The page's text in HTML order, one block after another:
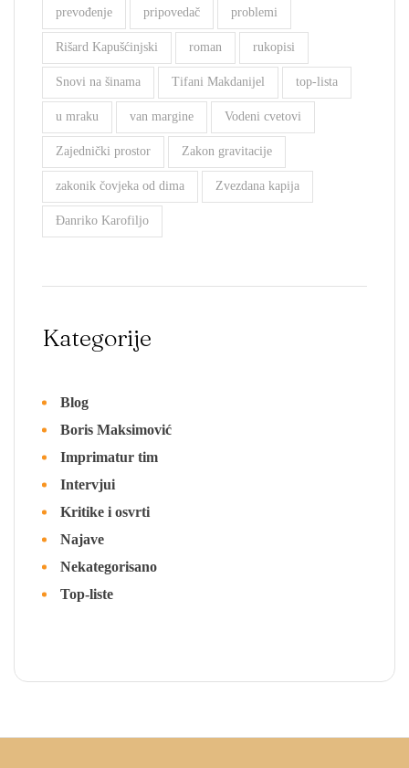
prevođenje pripovedač problemi
Rišard Kapušćinjski roman rukopisi
Snovi na šinama Tifani Makdanijel top-lista
u mraku van margine Vodeni cvetovi
Zajednički prostor Zakon gravitacije
zakonik čovjeka od dima Zvezdana kapija
Đanriko Karofiljo
Kategorije
Blog
Boris Maksimović
Imprimatur tim
Intervjui
Kritike i osvrti
Najave
Nekategorisano
Top-liste